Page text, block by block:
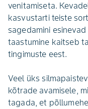
venitamiseta.
kasvustarti teiste
sagedamini
taastumine kaitseb
tingimuste eest.
Veel üks
kõtrade avamisele,
tagada, et